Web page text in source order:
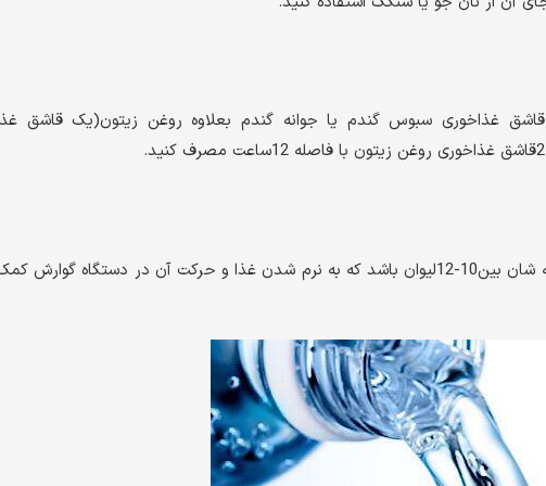
قاشق غذاخوری سبوس گندم یا جوانه گندم بعلاوه روغن زیتون(یک قاشق
در زمان بارداری زنان باردار باید مصرف آب روزانه شان بین10-12لیوان باشد که به نرم شدن غذا و حرکت آن در دستگاه گوارش